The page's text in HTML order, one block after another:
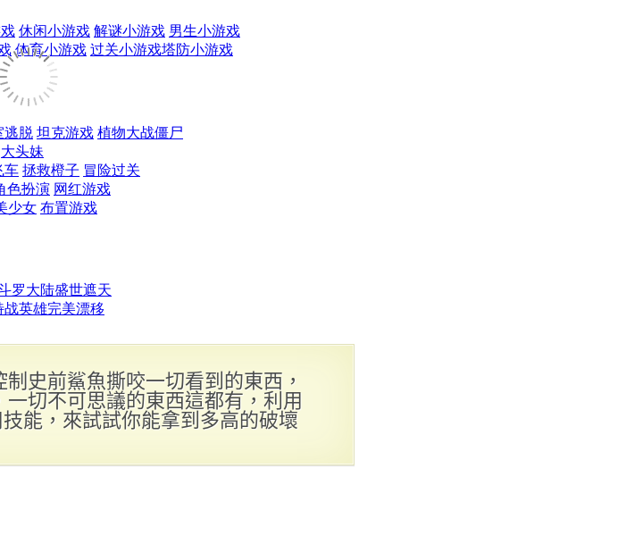
史前鯊魚撕咬一切看到的東西，
切不可思議的東西這都有，利用
能，來試試你能拿到多高的破壞